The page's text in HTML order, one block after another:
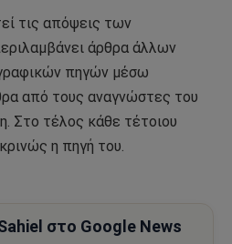
τις απόψεις των
άρθρα άλλων
πηγών μέσω
από τους αναγνώστες του
Στο τέλος κάθε τέτοιου
η πηγή του.
στο Google News